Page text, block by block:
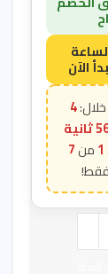
4
1
7